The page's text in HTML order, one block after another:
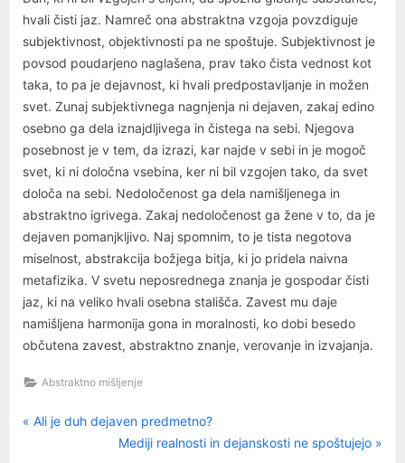
hvali čisti jaz. Namreč ona abstraktna vzgoja povzdiguje
subjektivnost, objektivnosti pa ne spoštuje. Subjektivnost je
povsod poudarjeno naglašena, prav tako čista vednost kot
taka, to pa je dejavnost, ki hvali predpostavljanje in možen
svet. Zunaj subjektivnega nagnjenja ni dejaven, zakaj edino
osebno ga dela iznajdljivega in čistega na sebi. Njegova
posebnost je v tem, da izrazi, kar najde v sebi in je mogoč
svet, ki ni določna vsebina, ker ni bil vzgojen tako, da svet
določa na sebi. Nedoločenost ga dela namišljenega in
abstraktno igrivega. Zakaj nedoločenost ga žene v to, da je
dejaven pomanjkljivo. Naj spomnim, to je tista negotova
miselnost, abstrakcija božjega bitja, ki jo pridela naivna
metafizika. V svetu neposrednega znanja je gospodar čisti
jaz, ki na veliko hvali osebna stališča. Zavest mu daje
namišljena harmonija gona in moralnosti, ko dobi besedo
občutena zavest, abstraktno znanje, verovanje in izvajanja.
Abstraktno mišljenje
Navigacija
P
Ali je duh dejaven predmetno?
N
Mediji realnosti in dejanskosti ne spoštujejo